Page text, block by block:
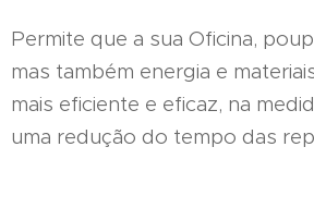
Permite que a sua Oficina,
mas também energia e
mais eficiente e eficaz, na
uma redução do tempo das